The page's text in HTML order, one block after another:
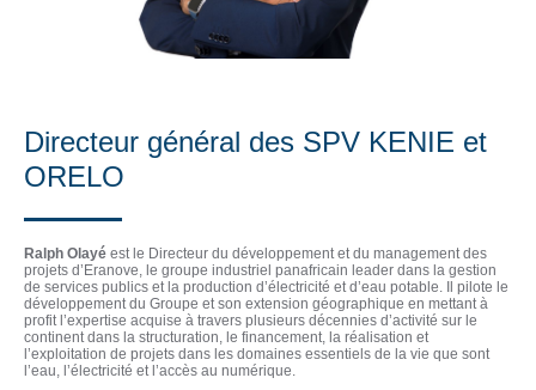
Directeur général des SPV KENIE et
ORELO
Ralph Olayé est le Directeur du développement et du management des
projets d’Eranove, le groupe industriel panafricain leader dans la gestion
de services publics et la production d’électricité et d’eau potable. Il pilote le
développement du Groupe et son extension géographique en mettant à
profit l’expertise acquise à travers plusieurs décennies d’activité sur le
continent dans la structuration, le financement, la réalisation et
l’exploitation de projets dans les domaines essentiels de la vie que sont
l’eau, l’électricité et l’accès au numérique.